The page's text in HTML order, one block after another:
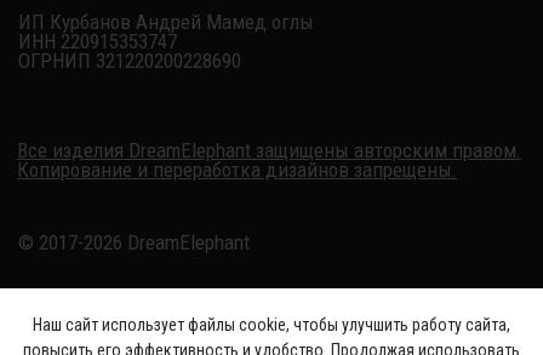
Наш сайт использует файлы cookie, чтобы улучшить работу сайта,
повысить его эффективность и удобство. Продолжая использовать